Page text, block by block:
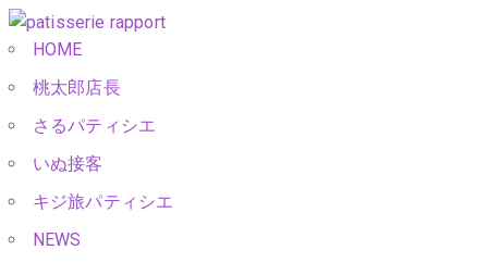
HOME
桃太郎店長
さるパティシエ
いぬ接客
キジ旅パティシエ
NEWS